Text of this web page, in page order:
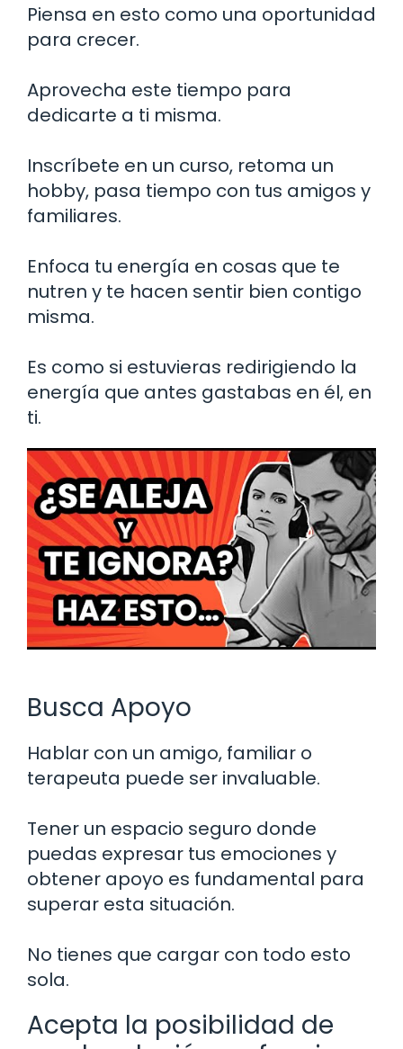
Piensa en esto como una oportunidad
para crecer.
Aprovecha este tiempo para
dedicarte a ti misma.
Inscríbete en un curso, retoma un
hobby, pasa tiempo con tus amigos y
familiares.
Enfoca tu energía en cosas que te
nutren y te hacen sentir bien contigo
misma.
Es como si estuvieras redirigiendo la
energía que antes gastabas en él, en
ti.
Busca Apoyo
Hablar con un amigo, familiar o
terapeuta puede ser invaluable.
Tener un espacio seguro donde
puedas expresar tus emociones y
obtener apoyo es fundamental para
superar esta situación.
No tienes que cargar con todo esto
sola.
Acepta la posibilidad de